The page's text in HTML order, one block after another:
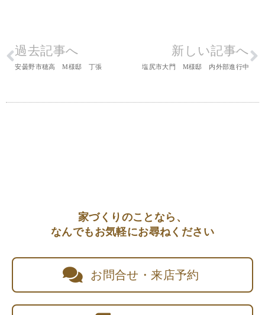
過去記事へ
安曇野市穂高 M様邸 丁張
新しい記事へ
塩尻市大門 M様邸 内外部進行中
家づくりのことなら、
なんでもお気軽にお尋ねください
お問合せ・来店予約